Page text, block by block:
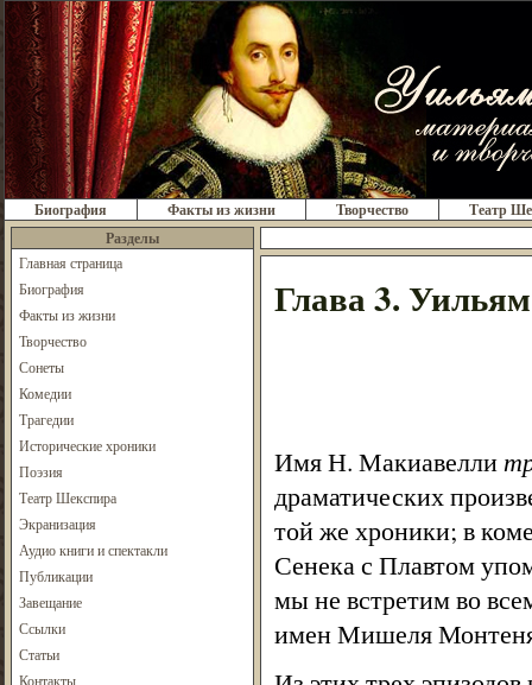
Биография Факты из жизни Творчество
Театр
Разделы
Главная страница
Биография
Факты из жизни
Творчество
Сонеты
Комедии
Трагедии
Исторические хроники
Поэзия
Театр Шекспира
Экранизация
Аудио книги и спектакли
Публикации
Завещание
Ссылки
Статьи
Контакты
Глава 3.
Имя Н. Макиавелли
драматических
той же хроники; в
Сенека с Плавтом
мы не встретим во
имен Мишеля